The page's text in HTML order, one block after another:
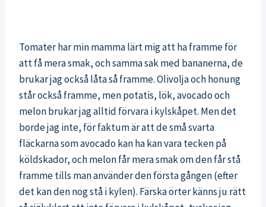
Tomater har min mamma lärt mig att ha framme för
att få mera smak, och samma sak med bananerna, de
brukar jag också låta så framme. Olivolja och honung
står också framme, men potatis, lök, avocado och
melon brukar jag alltid förvara i kylskåpet. Men det
borde jag inte, för faktum är att de små svarta
fläckarna som avocado kan ha kan vara tecken på
köldskador, och melon får mera smak om den får stå
framme tills man använder den första gången (efter
det kan den nog stå i kylen). Färska örter känns ju rätt